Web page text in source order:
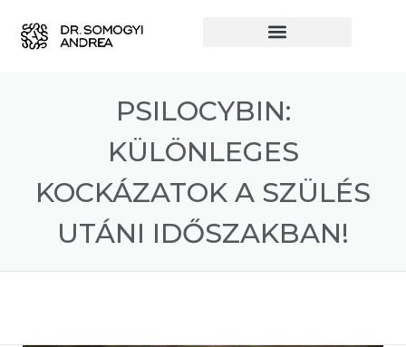
PSILOCYBIN:
KÜLÖNLEGES
KOCKÁZATOK A SZÜLÉS
UTÁNI IDŐSZAKBAN!